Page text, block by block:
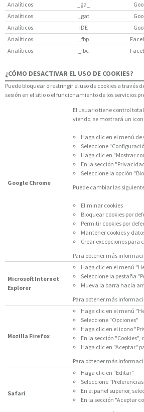
Analíticos
_ga_
Analíticos
_gat
Analíticos
IDE
Analíticos
_fbp
Analíticos
_fbc
¿CÓMO DESACTIVAR EL USO DE COOKIES?
Puede bloquear o restringir el uso de cookies a
sesión en el sitio o el funcionamiento de los servicios
Google Chrome
El usuario tiene control
viendo, se mostrará un
Haga clic en el menú
Seleccione
Haga clic en "Mostrar
En la sección
Seleccione la opción
Puede cambiar las
Eliminar cookies
Bloquear cookies por
Permitir cookies por
Mantener cookies y
Crear excepciones para
Para obtener más
Microsoft Internet
Explorer
Haga clic en el menú
Seleccione la pestaña
Mueva la barra hacia
Para obtener más
Mozilla Firefox
Haga clic en el menú
Seleccione "Opciones"
Haga clic en el icono
En la sección "Cookies",
Haga clic en "Aceptar"
Para obtener más
Safari
Haga clic en "Editar"
Seleccione
En el panel superior,
En la sección "Aceptar